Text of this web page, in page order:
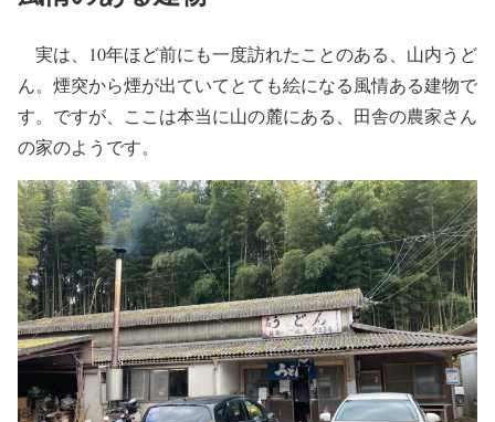
実は、10年ほど前にも一度訪れたことのある、山内うど
ん。煙突から煙が出ていてとても絵になる風情ある建物で
す。ですが、ここは本当に山の麓にある、田舎の農家さん
の家のようです。